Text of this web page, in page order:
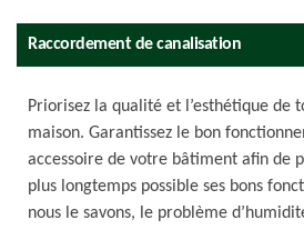
Raccordement de canalisation
Priorisez la qualité et l’esthétique de
maison. Garantissez le bon
accessoire de votre bâtiment afin de
plus longtemps possible ses bons
nous le savons, le problème